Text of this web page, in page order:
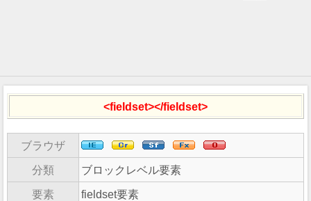
<fieldset></fieldset>
ブラウザ
分類 ブロックレベル要素
要素 fieldset要素